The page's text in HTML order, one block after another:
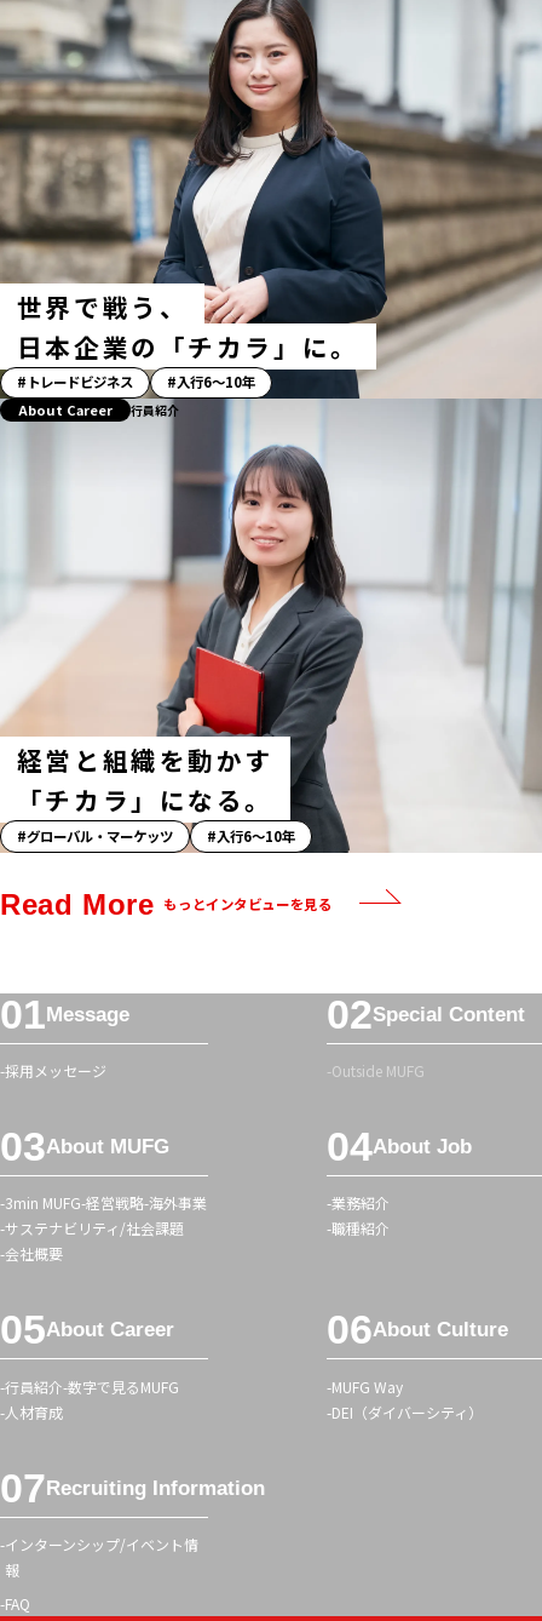
ー」
ハ
ッ
シ
ュ
グ
世界で戦う、
日本企業の「チカラ」に。
「ス
ト
トレードビジネス 入行6〜10年
経営と組織を動かす
「チカラ」になる。
About Career 行員紹介
「ス
ー
リ
ッ
シ
ュ
グローバル・マーケッツ 入行6〜10年
Read More もっとインタビューを見る
フ
ッ
タ
ニ
ュ
ー
Message
採用メッセージ
Special Content
Outside MUFG
About MUFG
3min MUFG 経営戦略 海外事業
サステナビリティ/社会課題
会社概要
About Job
業務紹介
職種紹介
About Career
行員紹介 数字で見るMUFG
人材育成
About Culture
MUFG Way
DEI（ダイバーシティ）
Recruiting Information
インターンシップ/イベント情
報
FAQ